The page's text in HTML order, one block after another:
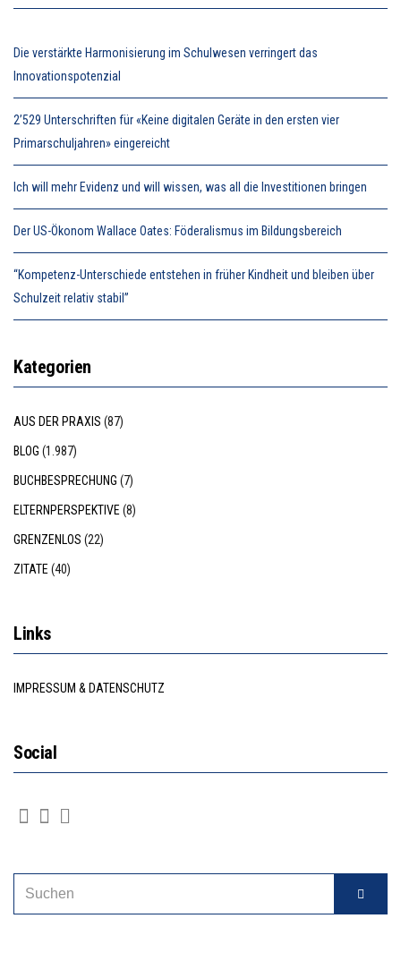
Die verstärkte Harmonisierung im Schulwesen verringert das
Innovationspotenzial
2’529 Unterschriften für «Keine digitalen Geräte in den ersten vier
Primarschuljahren» eingereicht
Ich will mehr Evidenz und will wissen, was all die Investitionen bringen
Der US-Ökonom Wallace Oates: Föderalismus im Bildungsbereich
“Kompetenz-Unterschiede entstehen in früher Kindheit und bleiben über
Schulzeit relativ stabil”
Kategorien
AUS DER PRAXIS (87)
BLOG (1.987)
BUCHBESPRECHUNG (7)
ELTERNPERSPEKTIVE (8)
GRENZENLOS (22)
ZITATE (40)
Links
IMPRESSUM & DATENSCHUTZ
Social